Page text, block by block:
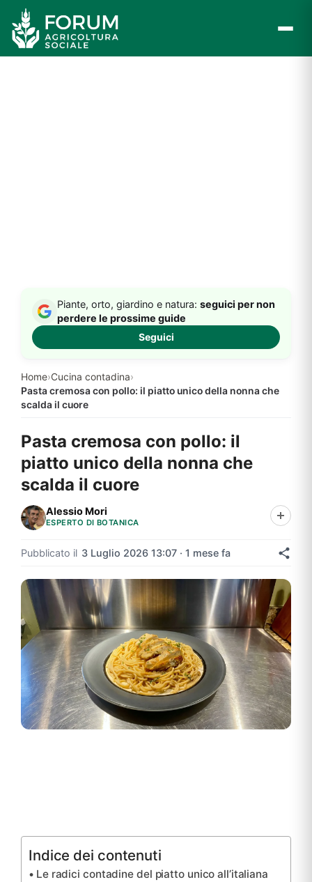
contenuto
Home›Cucina contadina›
Pasta cremosa con pollo: il piatto unico della nonna che
scalda il cuore
Piante, orto, giardino e natura: seguici per non
perdere le prossime guide
Seguici
Pasta cremosa con pollo: il
piatto unico della nonna che
scalda il cuore
Alessio Mori
ESPERTO DI BOTANICA
Pubblicato il 3 Luglio 2026 13:07 · 1 mese fa
Indice dei contenuti
Le radici contadine del piatto unico all’italiana